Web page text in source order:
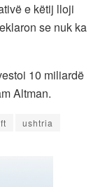
e këtij lloji
se nuk ka
10 miliardë
Altman.
ushtria